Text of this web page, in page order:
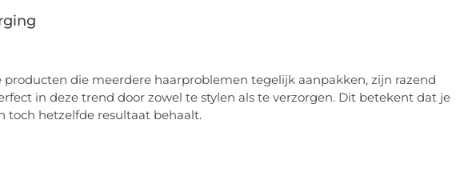
die meerdere haarproblemen tegelijk aanpakken, zijn razend
in deze trend door zowel te stylen als te verzorgen. Dit betekent dat je
hetzelfde resultaat behaalt.